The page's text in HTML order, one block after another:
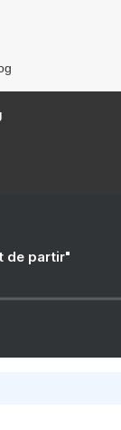
de partir"